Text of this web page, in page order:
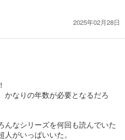
2025年02月28日
かなりの年数が必要となるだろ
んなシリーズを何回も読んでいた
がいっぱいいた。